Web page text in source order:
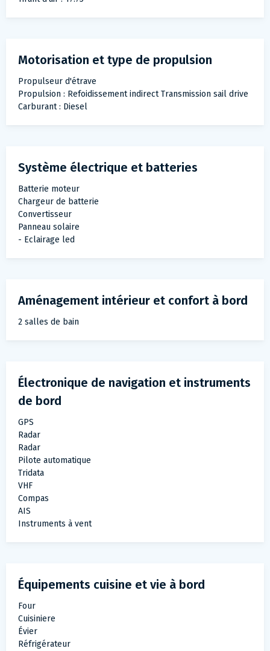
Motorisation et type de propulsion
Propulseur d'étrave
Propulsion : Refoidissement indirect Transmission sail drive
Carburant : Diesel
Système électrique et batteries
Batterie moteur
Chargeur de batterie
Convertisseur
Panneau solaire
- Eclairage led
Aménagement intérieur et confort à bord
2 salles de bain
Électronique de navigation et instruments
de bord
GPS
Radar
Radar
Pilote automatique
Tridata
VHF
Compas
AIS
Instruments à vent
Équipements cuisine et vie à bord
Four
Cuisiniere
Évier
Réfrigérateur